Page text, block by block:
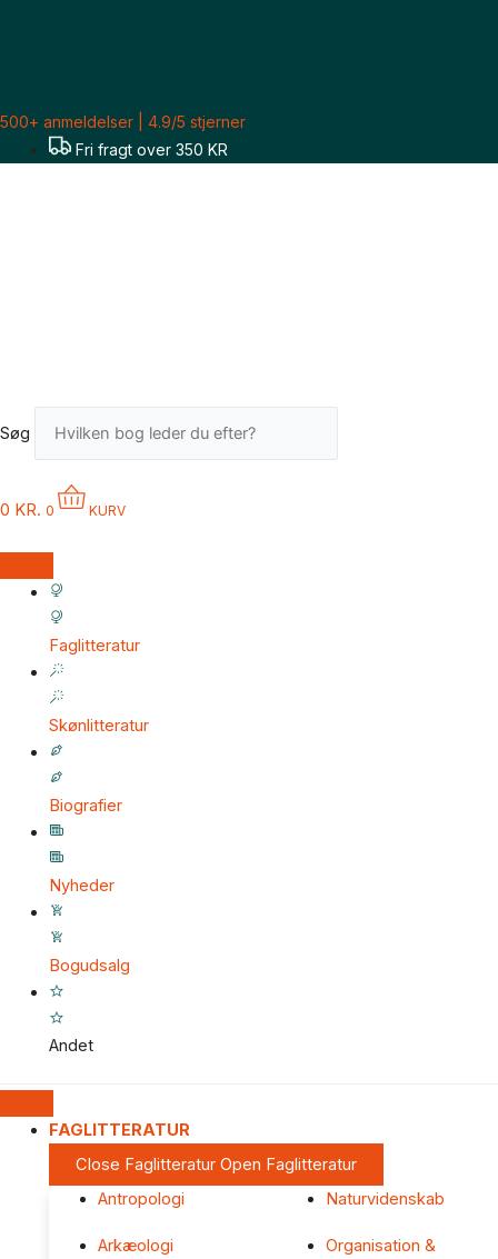
500+ anmeldelser | 4.9/5 stjerner
Fri fragt over 350 KR
Søg
0 KR. 0 KURV
Faglitteratur
Skønlitteratur
Biografier
Nyheder
Bogudsalg
Andet
FAGLITTERATUR
Close Faglitteratur Open Faglitteratur
Antropologi
Arkæologi
Naturvidenskab
Organisation &